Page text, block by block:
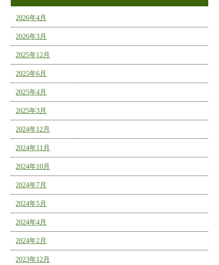
2026年4月
2026年3月
2025年12月
2025年6月
2025年4月
2025年3月
2024年12月
2024年11月
2024年10月
2024年7月
2024年5月
2024年4月
2024年2月
2023年12月